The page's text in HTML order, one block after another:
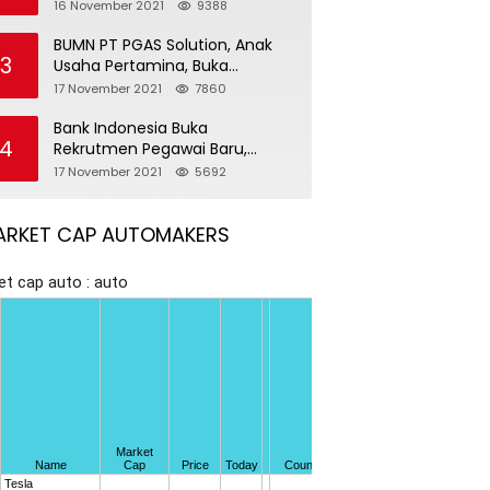
16 November 2021 9388
3
BUMN PT PGAS Solution, Anak
Usaha Pertamina, Buka
Rekrutmen Pegawai Baru
17 November 2021 7860
Bank Indonesia Buka
Rekrutmen Pegawai Baru,
Tersedia 37 Posisi
17 November 2021 5692
CAP AUTOMAKERS